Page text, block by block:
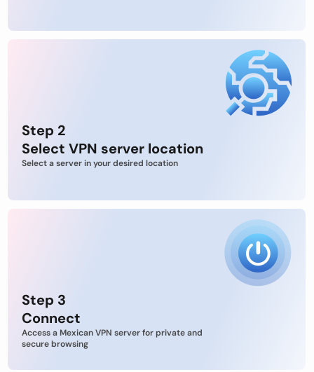
Step 2
Select VPN server location
Select a server in your desired location
Step 3
Connect
Access a Mexican VPN server for private and
secure browsing